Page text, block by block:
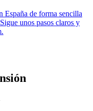
España de forma sencilla
unos pasos claros y